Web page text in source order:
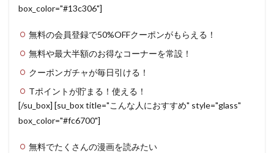
box_color="#13c306"]
無料の会員登録で50%OFFクーポンがもらえる！
無料や最大半額のお得なコーナーを常設！
クーポンガチャが毎日引ける！
Tポイントが貯まる！使える！
[/su_box] [su_box title="こんな人におすすめ" style="glass"
box_color="#fc6700"]
無料でたくさんの漫画を読みたい